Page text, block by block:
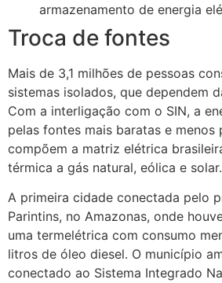
armazenamento de energia
Troca de fontes
Mais de 3,1 milhões de pessoas
sistemas isolados, que dependem
Com a interligação com o SIN, a
pelas fontes mais baratas e menos
compõem a matriz elétrica
térmica a gás natural, eólica e solar.
A primeira cidade conectada pelo
Parintins, no Amazonas, onde
uma termelétrica com consumo
litros de óleo diesel. O município
conectado ao Sistema Integrado